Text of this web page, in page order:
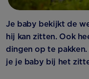
Je baby bekijkt de
hij kan zitten. Ook
dingen op te
je je baby bij het